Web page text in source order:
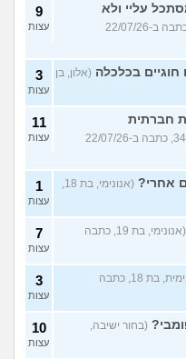
עליי ולא
(כינוי, בת 26, כתבה ב-22/07/26
9
עצות
בכלכלה (אלון, בן
3
עצות
חברתית
(אחת, בת 34, כתבה ב-22/07/26
11
עצות
אחרי?
(אנונימי, בת 18,
1
עצות
(אנונימי, בת 19, כתבה
7
עצות
(אנונימית, בת 18, כתבה
3
עצות
(בחור ישיבה,
10
עצות